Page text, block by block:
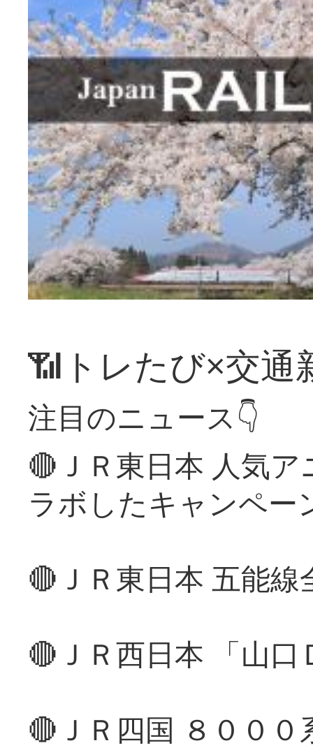
📶トレたび×交通
注目のニュース👇
🔴ＪＲ東日本 人気
ラボしたキャンペー
🔴ＪＲ東日本 五能
🔴ＪＲ西日本 「山
🔴ＪＲ四国 ８００